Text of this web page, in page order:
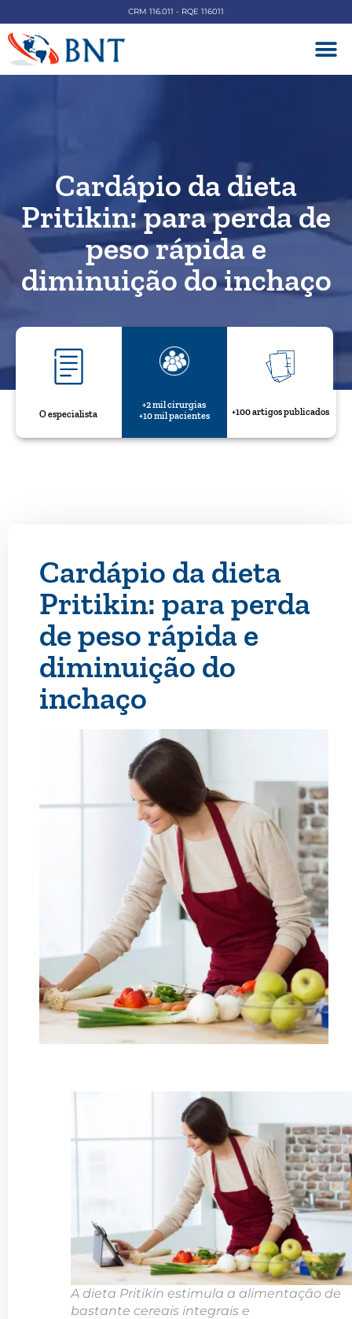
CRM 116.011 - RQE 116011
Cardápio da dieta
Pritikin: para perda de
peso rápida e
diminuição do inchaço
O especialista
+2 mil cirurgias
+10 mil pacientes
+100 artigos publicados
Cardápio da dieta
Pritikin: para perda
de peso rápida e
diminuição do
inchaço
A dieta Pritikin estimula a alimentação de
bastante cereais integrais e